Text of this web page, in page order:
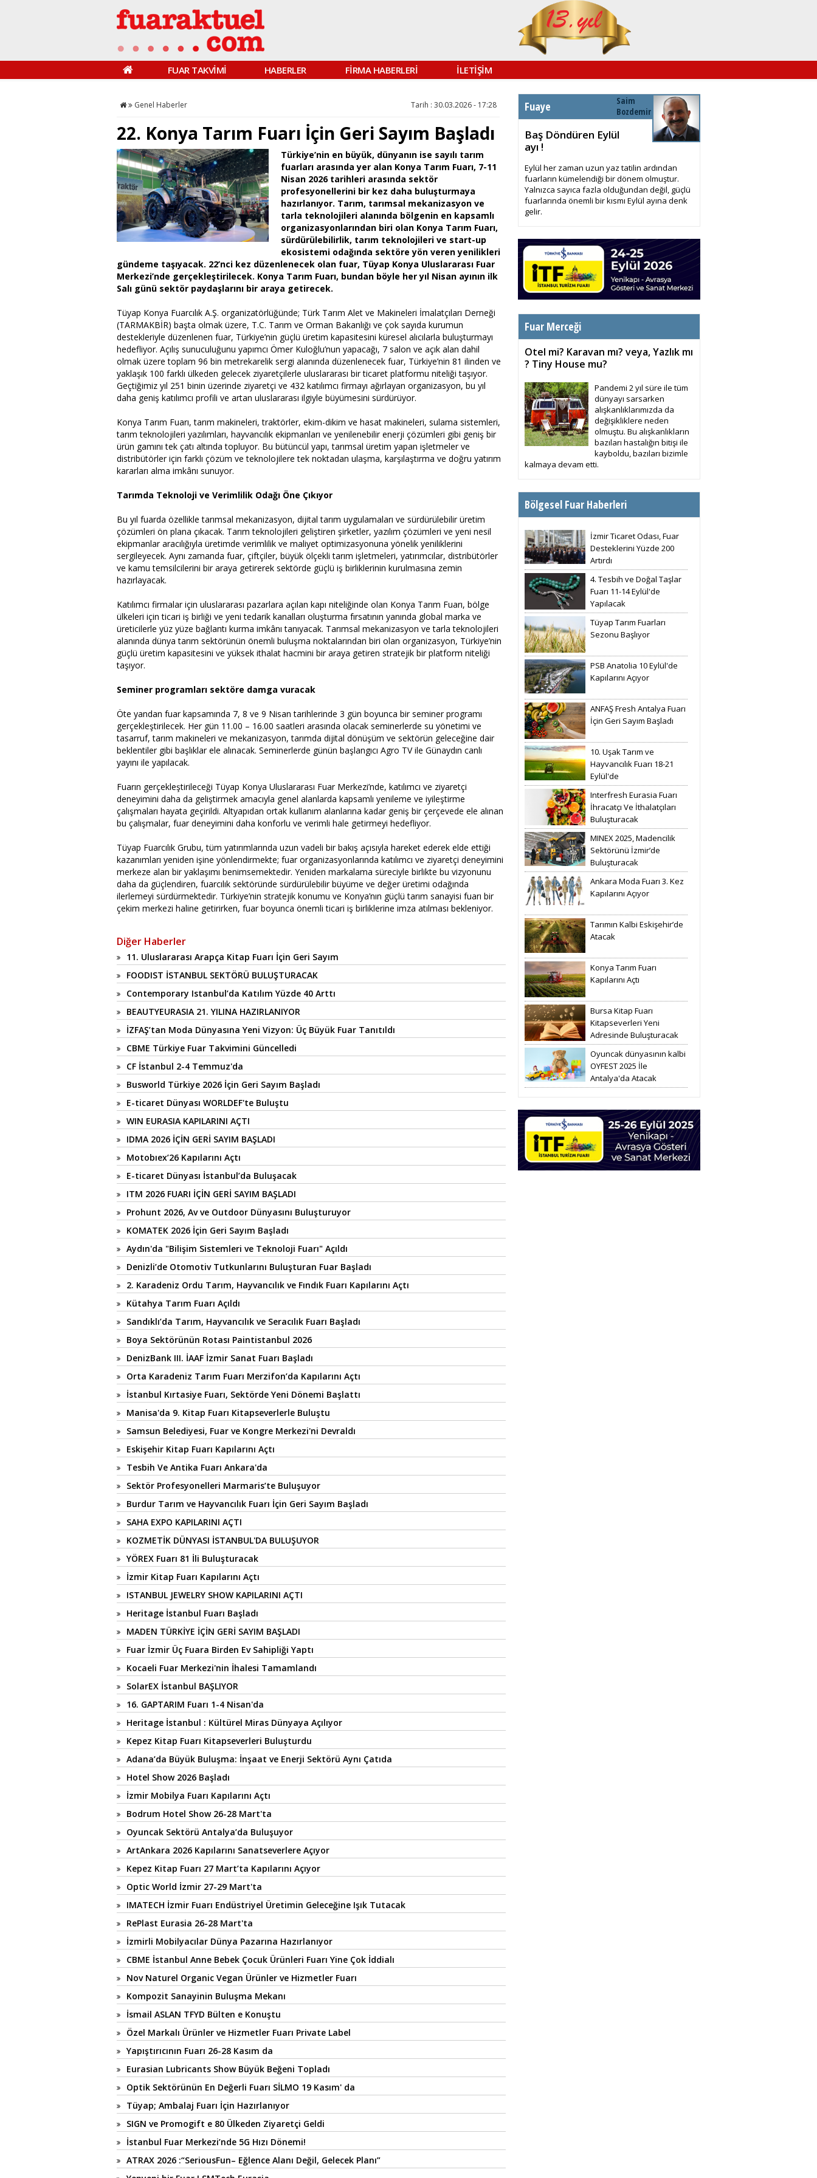
FUAR TAKVİMİ HABERLER FİRMA HABERLERİ İLETİŞİM
Genel Haberler Tarih : 30.03.2026 - 17:28
22. Konya Tarım Fuarı İçin Geri Sayım Başladı
Türkiye’nin en büyük, dünyanın ise sayılı tarım
fuarları arasında yer alan Konya Tarım Fuarı, 7-11
Nisan 2026 tarihleri arasında sektör
profesyonellerini bir kez daha buluşturmaya
hazırlanıyor. Tarım, tarımsal mekanizasyon ve
tarla teknolojileri alanında bölgenin en kapsamlı
organizasyonlarından biri olan Konya Tarım Fuarı,
sürdürülebilirlik, tarım teknolojileri ve start-up
ekosistemi odağında sektöre yön veren yenilikleri
gündeme taşıyacak. 22’nci kez düzenlenecek olan fuar, Tüyap Konya Uluslararası Fuar
Merkezi’nde gerçekleştirilecek. Konya Tarım Fuarı, bundan böyle her yıl Nisan ayının ilk
Salı günü sektör paydaşlarını bir araya getirecek.
Tüyap Konya Fuarcılık A.Ş. organizatörlüğünde; Türk Tarım Alet ve Makineleri İmalatçıları Derneği
(TARMAKBİR) başta olmak üzere, T.C. Tarım ve Orman Bakanlığı ve çok sayıda kurumun
destekleriyle düzenlenen fuar, Türkiye’nin güçlü üretim kapasitesini küresel alıcılarla buluşturmayı
hedefliyor. Açılış sunuculuğunu yapımcı Ömer Kuloğlu’nun yapacağı, 7 salon ve açık alan dahil
olmak üzere toplam 96 bin metrekarelik sergi alanında düzenlenecek fuar, Türkiye’nin 81 ilinden ve
yaklaşık 100 farklı ülkeden gelecek ziyaretçilerle uluslararası bir ticaret platformu niteliği taşıyor.
Geçtiğimiz yıl 251 binin üzerinde ziyaretçi ve 432 katılımcı firmayı ağırlayan organizasyon, bu yıl
daha geniş katılımcı profili ve artan uluslararası ilgiyle büyümesini sürdürüyor.
Konya Tarım Fuarı, tarım makineleri, traktörler, ekim-dikim ve hasat makineleri, sulama sistemleri,
tarım teknolojileri yazılımları, hayvancılık ekipmanları ve yenilenebilir enerji çözümleri gibi geniş bir
ürün gamını tek çatı altında topluyor. Bu bütüncül yapı, tarımsal üretim yapan işletmeler ve
distribütörler için farklı çözüm ve teknolojilere tek noktadan ulaşma, karşılaştırma ve doğru yatırım
kararları alma imkânı sunuyor.
Tarımda Teknoloji ve Verimlilik Odağı Öne Çıkıyor
Bu yıl fuarda özellikle tarımsal mekanizasyon, dijital tarım uygulamaları ve sürdürülebilir üretim
çözümleri ön plana çıkacak. Tarım teknolojileri geliştiren şirketler, yazılım çözümleri ve yeni nesil
ekipmanlar aracılığıyla üretimde verimlilik ve maliyet optimizasyonuna yönelik yeniliklerini
sergileyecek. Aynı zamanda fuar, çiftçiler, büyük ölçekli tarım işletmeleri, yatırımcılar, distribütörler
ve kamu temsilcilerini bir araya getirerek sektörde güçlü iş birliklerinin kurulmasına zemin
hazırlayacak.
Katılımcı firmalar için uluslararası pazarlara açılan kapı niteliğinde olan Konya Tarım Fuarı, bölge
ülkeleri için ticari iş birliği ve yeni tedarik kanalları oluşturma fırsatının yanında global marka ve
üreticilerle yüz yüze bağlantı kurma imkânı tanıyacak. Tarımsal mekanizasyon ve tarla teknolojileri
alanında dünya tarım sektörünün önemli buluşma noktalarından biri olan organizasyon, Türkiye’nin
güçlü üretim kapasitesini ve yüksek ithalat hacmini bir araya getiren stratejik bir platform niteliği
taşıyor.
Seminer programları sektöre damga vuracak
Öte yandan fuar kapsamında 7, 8 ve 9 Nisan tarihlerinde 3 gün boyunca bir seminer programı
gerçekleştirilecek. Her gün 11.00 – 16.00 saatleri arasında olacak seminerlerde su yönetimi ve
tasarruf, tarım makineleri ve mekanizasyon, tarımda dijital dönüşüm ve sektörün geleceğine dair
beklentiler gibi başlıklar ele alınacak. Seminerlerde günün başlangıcı Agro TV ile Günaydın canlı
yayını ile yapılacak.
Fuarın gerçekleştirileceği Tüyap Konya Uluslararası Fuar Merkezi’nde, katılımcı ve ziyaretçi
deneyimini daha da geliştirmek amacıyla genel alanlarda kapsamlı yenileme ve iyileştirme
çalışmaları hayata geçirildi. Altyapıdan ortak kullanım alanlarına kadar geniş bir çerçevede ele alınan
bu çalışmalar, fuar deneyimini daha konforlu ve verimli hale getirmeyi hedefliyor.
Tüyap Fuarcılık Grubu, tüm yatırımlarında uzun vadeli bir bakış açısıyla hareket ederek elde ettiği
kazanımları yeniden işine yönlendirmekte; fuar organizasyonlarında katılımcı ve ziyaretçi deneyimini
merkeze alan bir yaklaşımı benimsemektedir. Yeniden markalama süreciyle birlikte bu vizyonunu
daha da güçlendiren, fuarcılık sektöründe sürdürülebilir büyüme ve değer üretimi odağında
ilerlemeyi sürdürmektedir. Türkiye’nin stratejik konumu ve Konya’nın güçlü tarım sanayisi fuarı bir
çekim merkezi haline getirirken, fuar boyunca önemli ticari iş birliklerine imza atılması bekleniyor.
Diğer Haberler
11. Uluslararası Arapça Kitap Fuarı İçin Geri Sayım
FOODIST İSTANBUL SEKTÖRÜ BULUŞTURACAK
Contemporary Istanbul’da Katılım Yüzde 40 Arttı
BEAUTYEURASIA 21. YILINA HAZIRLANIYOR
İZFAŞ’tan Moda Dünyasına Yeni Vizyon: Üç Büyük Fuar Tanıtıldı
CBME Türkiye Fuar Takvimini Güncelledi
CF İstanbul 2-4 Temmuz'da
Busworld Türkiye 2026 İçin Geri Sayım Başladı
E-ticaret Dünyası WORLDEF'te Buluştu
WIN EURASIA KAPILARINI AÇTI
IDMA 2026 İÇİN GERİ SAYIM BAŞLADI
Motobıex’26 Kapılarını Açtı
E-ticaret Dünyası İstanbul’da Buluşacak
ITM 2026 FUARI İÇİN GERİ SAYIM BAŞLADI
Prohunt 2026, Av ve Outdoor Dünyasını Buluşturuyor
KOMATEK 2026 İçin Geri Sayım Başladı
Aydın'da "Bilişim Sistemleri ve Teknoloji Fuarı" Açıldı
Denizli’de Otomotiv Tutkunlarını Buluşturan Fuar Başladı
2. Karadeniz Ordu Tarım, Hayvancılık ve Fındık Fuarı Kapılarını Açtı
Kütahya Tarım Fuarı Açıldı
Sandıklı’da Tarım, Hayvancılık ve Seracılık Fuarı Başladı
Boya Sektörünün Rotası Paintistanbul 2026
DenizBank III. İAAF İzmir Sanat Fuarı Başladı
Orta Karadeniz Tarım Fuarı Merzifon’da Kapılarını Açtı
İstanbul Kırtasiye Fuarı, Sektörde Yeni Dönemi Başlattı
Manisa'da 9. Kitap Fuarı Kitapseverlerle Buluştu
Samsun Belediyesi, Fuar ve Kongre Merkezi'ni Devraldı
Eskişehir Kitap Fuarı Kapılarını Açtı
Tesbih Ve Antika Fuarı Ankara'da
Sektör Profesyonelleri Marmaris’te Buluşuyor
Burdur Tarım ve Hayvancılık Fuarı İçin Geri Sayım Başladı
SAHA EXPO KAPILARINI AÇTI
KOZMETİK DÜNYASI İSTANBUL'DA BULUŞUYOR
YÖREX Fuarı 81 İli Buluşturacak
İzmir Kitap Fuarı Kapılarını Açtı
ISTANBUL JEWELRY SHOW KAPILARINI AÇTI
Heritage İstanbul Fuarı Başladı
MADEN TÜRKİYE İÇİN GERİ SAYIM BAŞLADI
Fuar İzmir Üç Fuara Birden Ev Sahipliği Yaptı
Kocaeli Fuar Merkezi'nin İhalesi Tamamlandı
SolarEX İstanbul BAŞLIYOR
16. GAPTARIM Fuarı 1-4 Nisan'da
Heritage İstanbul : Kültürel Miras Dünyaya Açılıyor
Kepez Kitap Fuarı Kitapseverleri Buluşturdu
Adana’da Büyük Buluşma: İnşaat ve Enerji Sektörü Aynı Çatıda
Hotel Show 2026 Başladı
İzmir Mobilya Fuarı Kapılarını Açtı
Bodrum Hotel Show 26-28 Mart'ta
Oyuncak Sektörü Antalya’da Buluşuyor
ArtAnkara 2026 Kapılarını Sanatseverlere Açıyor
Kepez Kitap Fuarı 27 Mart’ta Kapılarını Açıyor
Optic World İzmir 27-29 Mart'ta
IMATECH İzmir Fuarı Endüstriyel Üretimin Geleceğine Işık Tutacak
RePlast Eurasia 26-28 Mart'ta
İzmirli Mobilyacılar Dünya Pazarına Hazırlanıyor
CBME İstanbul Anne Bebek Çocuk Ürünleri Fuarı Yine Çok İddialı
Nov Naturel Organic Vegan Ürünler ve Hizmetler Fuarı
Kompozit Sanayinin Buluşma Mekanı
İsmail ASLAN TFYD Bülten e Konuştu
Özel Markalı Ürünler ve Hizmetler Fuarı Private Label
Yapıştırıcının Fuarı 26-28 Kasım da
Eurasian Lubricants Show Büyük Beğeni Topladı
Optik Sektörünün En Değerli Fuarı SİLMO 19 Kasım' da
Tüyap; Ambalaj Fuarı İçin Hazırlanıyor
SIGN ve Promogift e 80 Ülkeden Ziyaretçi Geldi
İstanbul Fuar Merkezi’nde 5G Hızı Dönemi!
ATRAX 2026 :“SeriousFun– Eğlence Alanı Değil, Gelecek Planı”
Fuaye
Saim
Bozdemir
Baş Döndüren Eylül
ayı !
Eylül her zaman uzun yaz tatilin ardından
fuarların kümelendiği bir dönem olmuştur.
Yalnızca sayıca fazla olduğundan değil, güçlü
fuarlarında önemli bir kısmı Eylül ayına denk
gelir.
Fuar Merceği
Otel mi? Karavan mı? veya, Yazlık mı
? Tiny House mu?
Pandemi 2 yıl süre ile tüm
dünyayı sarsarken
alışkanlıklarımızda da
değişikliklere neden
olmuştu. Bu alışkanlıkların
bazıları hastalığın bitişi ile
kayboldu, bazıları bizimle
kalmaya devam etti.
Bölgesel Fuar Haberleri
İzmir Ticaret Odası, Fuar
Desteklerini Yüzde 200
Artırdı
4. Tesbih ve Doğal Taşlar
Fuarı 11-14 Eylül'de
Yapılacak
Tüyap Tarım Fuarları
Sezonu Başlıyor
PSB Anatolia 10 Eylül'de
Kapılarını Açıyor
ANFAŞ Fresh Antalya Fuarı
İçin Geri Sayım Başladı
10. Uşak Tarım ve
Hayvancılık Fuarı 18-21
Eylül'de
Interfresh Eurasia Fuarı
İhracatçı Ve İthalatçıları
Buluşturacak
MINEX 2025, Madencilik
Sektörünü İzmir’de
Buluşturacak
Ankara Moda Fuarı 3. Kez
Kapılarını Açıyor
Tarımın Kalbi Eskişehir’de
Atacak
Konya Tarım Fuarı
Kapılarını Açtı
Bursa Kitap Fuarı
Kitapseverleri Yeni
Adresinde Buluşturacak
Oyuncak dünyasının kalbi
OYFEST 2025 İle
Antalya'da Atacak